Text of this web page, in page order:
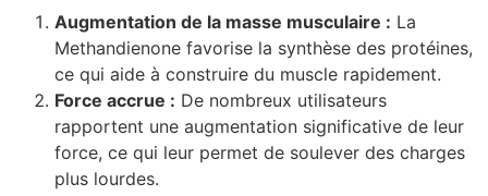
Augmentation de la masse musculaire : La
Methandienone favorise la synthèse des protéines,
ce qui aide à construire du muscle rapidement.
Force accrue : De nombreux utilisateurs
rapportent une augmentation significative de leur
force, ce qui leur permet de soulever des charges
plus lourdes.